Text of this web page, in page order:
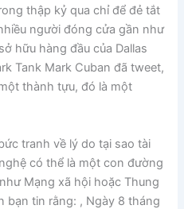
thập kỷ qua chỉ để đẻ tắt
người đóng cửa gần như
hữu hàng đầu của Dallas
Tank Mark Cuban đã tweet,
thành tựu, đó là một
tranh về lý do tại sao tài
có thể là một con đường
Mạng xã hội hoặc Thung
bạn tin rằng: , Ngày 8 tháng